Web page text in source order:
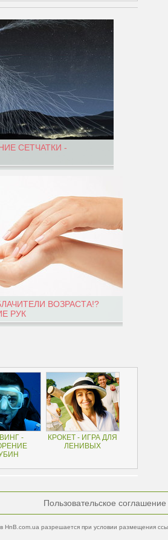
СЕТЧАТКИ -
ВОЗРАСТА!?
РУК
-
КРОКЕТ - ИГРА ДЛЯ
ЛЕНИВЫХ
Пользовательское соглашение
разрешается при условии размещения